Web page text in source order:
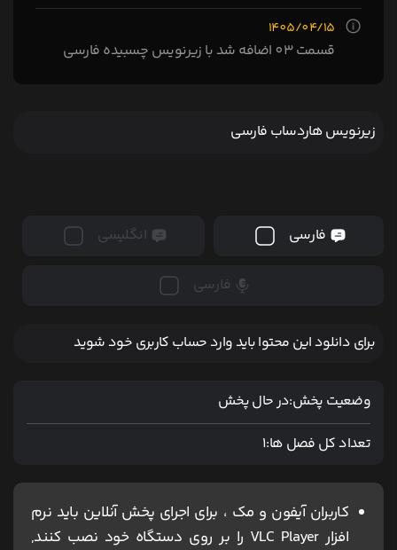
1405/04/15
قسمت 03 اضافه شد با زیرنویس چسبیده فارسی
زیرنویس هاردساب فارسی
فارسی انگلیسی
فارسی
برای دانلود این محتوا باید وارد حساب کاربری خود شوید
وضعیت پخش:در حال پخش
تعداد کل فصل ها:1
کاربران آیفون و مک ، برای اجرای پخش آنلاین باید نرم
افزار VLC Player را بر روی دستگاه خود نصب کنند,